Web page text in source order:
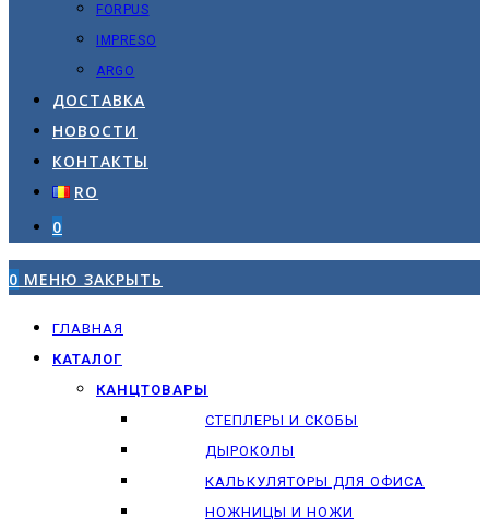
FORPUS
IMPRESO
ARGO
ДОСТАВКА
НОВОСТИ
КОНТАКТЫ
RO
0
0 МЕНЮ ЗАКРЫТЬ
ГЛАВНАЯ
КАТАЛОГ
КАНЦТОВАРЫ
СТЕПЛЕРЫ И СКОБЫ
ДЫРОКОЛЫ
КАЛЬКУЛЯТОРЫ ДЛЯ ОФИСА
НОЖНИЦЫ И НОЖИ